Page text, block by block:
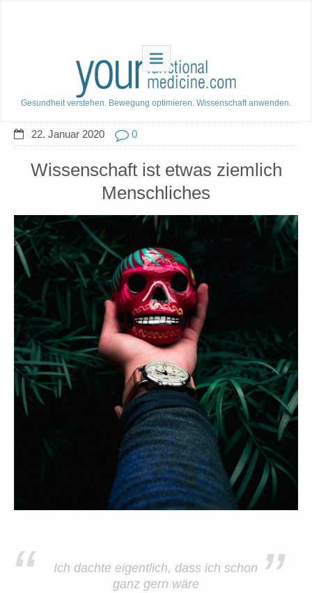
Gesundheit verstehen. Bewegung optimieren. Wissenschaft anwenden.
22. Januar 2020 0
Wissenschaft ist etwas ziemlich
Menschliches
“
Ich dachte eigentlich, dass ich schon
ganz gern wäre